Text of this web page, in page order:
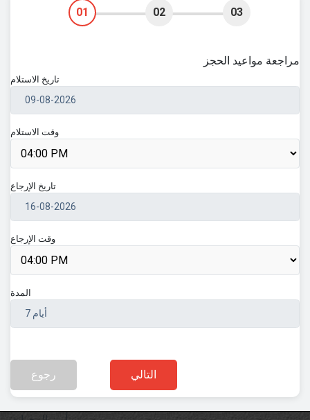
01 02 03
مراجعة مواعيد الحجز
تاريخ الاستلام
وقت الاستلام
تاريخ الإرجاع
وقت الإرجاع
المدة
رجوع التالي